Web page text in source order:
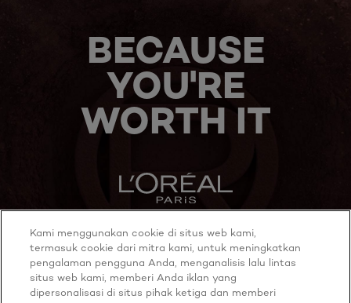
BECAUSE
YOU'RE
WORTH IT
MORE TO EXPLORE
Kami menggunakan cookie di situs web kami,
termasuk cookie dari mitra kami, untuk meningkatkan
pengalaman pengguna Anda, menganalisis lalu lintas
situs web kami, memberi Anda iklan yang
dipersonalisasi di situs pihak ketiga dan memberi